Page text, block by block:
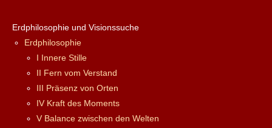
Erdphilosophie und Visionssuche
Erdphilosophie
I Innere Stille
II Fern vom Verstand
III Präsenz von Orten
IV Kraft des Moments
V Balance zwischen den Welten